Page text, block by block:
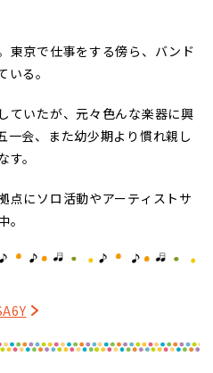
東京で仕事をする傍ら、バンド
る。
ていたが、元々色んな楽器に興
一会、また幼少期より慣れ親し
。
点にソロ活動やアーティストサ